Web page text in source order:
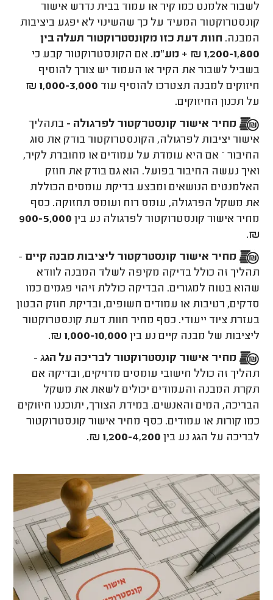
לשבור אלמנט כמו קיר או עמוד בבית נדרש אישור
קונסטרוקטור המעיד על כך שהשינוי לא יפגע ביציבות
המבנה. חוות דעת כזו מקונסטרוקטור תעלה בין
1,200-1,800 ₪ + מע"מ.
אם הקונסטרוקטור קבע כי
בשביל לשבור את הקיר או העמוד יש צורך להוסיף
חיזוקים למבנה תצטרכו להוסיף עוד
₪
על תכנון החיזוקים.
מחיר אישור קונסטרקטור לפרגולה - בתהליך
אישור יציבות לפרגולה, הקונסטרוקטור בודק את סוג
החיבור – אם היא עומדת על עמודים או מחוברת לקיר,
ואיך נעשה החיבור בפועל. הוא גם בודק את חוזק
האלמנטים הנושאים ומבצע בדיקת עומסים הכוללת
את משקל הפרגולה, עומס רוח ועומס תחזוקה. כסף
מחיר אישור קונסטרוקטור לפרגולה נע בין 900-5,000
₪.
מחיר אישור קונסטרקטור ליציבות מבנה קיים -
תהליך זה כולל בדיקה מקיפה לשלד המבנה לוודא
שהוא בטוח למגורים. הבדיקה כוללת זיהוי פגמים כמו
סדקים, רטיבות או עמודים חשופים, ובדיקת חוזק הבטון
בעזרת ציוד ייעודי. כסף מחיר חוות דעת קונסטרוקטור
ליציבות של מבנה קיים נע בין 1,000-10,000 ₪.
מחיר אישור קונסטרוקטור לבריכה על הגג -
תהליך זה כולל חישובי עומסים מדויקים, ובדיקה אם
תקרת המבנה והעמודים יכולים לשאת את משקל
הבריכה, המים והאנשים. במידת הצורך, יתוכננו חיזוקים
כמו קורות או עמודים. כסף מחיר אישור קונסטרוקטור
לבריכה על הגג נע בין 1,200-4,200 ₪.